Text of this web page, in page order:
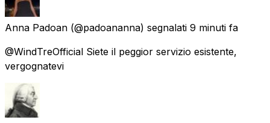
Anna Padoan (@padoananna) segnalati 9 minuti fa
@WindTreOfficial Siete il peggior servizio esistente,
vergognatevi